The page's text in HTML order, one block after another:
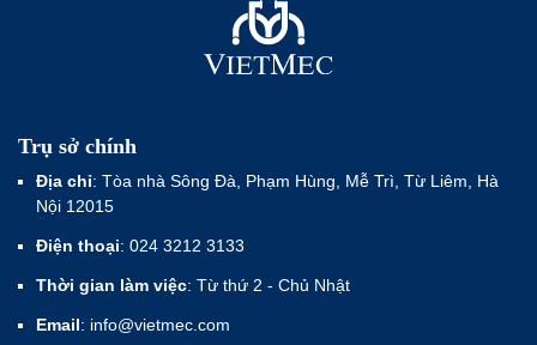
Trụ sở chính
Địa chỉ: Tòa nhà Sông Đà, Phạm Hùng, Mễ Trì, Từ Liêm, Hà
Nội 12015
Điện thoại: 024 3212 3133
Thời gian làm việc: Từ thứ 2 - Chủ Nhật
Email: info@vietmec.com